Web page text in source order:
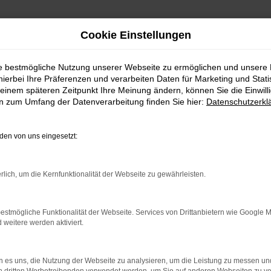
Klasse Jahreswagen
Zürich
Benz C-Klasse
werden gerne auch als Fast-Neuwagen
Monate zurückliegen darf. Für deine Mobilität in
aus der aktuellen Modellgeneration steigst
Benz C-Klasse Jahreswagen werden bei uns
wir dir eine Garantie über einen einwandfreien
und keinen EU-Import steigst. Für Zürich
Cookie Einstellungen
bestmögliche Nutzung unserer Webseite zu ermöglichen und unsere
Ihre Präferenzen und verarbeiten Daten für Marketing und
späteren Zeitpunkt Ihre Meinung ändern, können Sie die
zum Umfang der Datenverarbeitung finden Sie hier:
von uns eingesetzt:
um die Kernfunktionalität der Webseite zu gewährleisten.
Funktionalität der Webseite. Services von Drittanbietern wie Google
weitere werden aktiviert.
es uns, die Nutzung der Webseite zu analysieren, um die Leistung zu messen